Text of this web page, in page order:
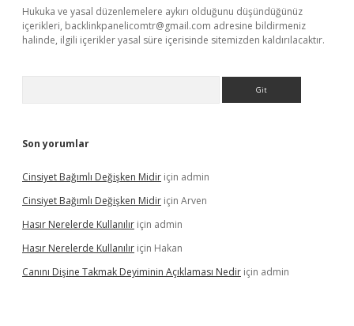
Hukuka ve yasal düzenlemelere aykırı olduğunu düşündüğünüz
içerikleri, backlinkpanelicomtr@gmail.com adresine bildirmeniz
halinde, ilgili içerikler yasal süre içerisinde sitemizden kaldırılacaktır.
Son yorumlar
Cinsiyet Bağımlı Değişken Midir için admin
Cinsiyet Bağımlı Değişken Midir için Arven
Hasır Nerelerde Kullanılır için admin
Hasır Nerelerde Kullanılır için Hakan
Canını Dişine Takmak Deyiminin Açıklaması Nedir için admin